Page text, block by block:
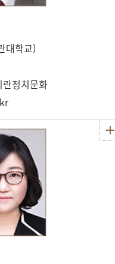
대학교)
정치문화